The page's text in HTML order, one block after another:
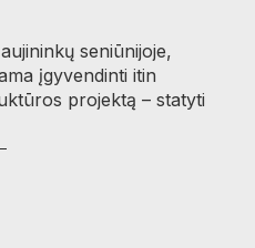
seniūnijoje,
įgyvendinti itin
projektą – statyti